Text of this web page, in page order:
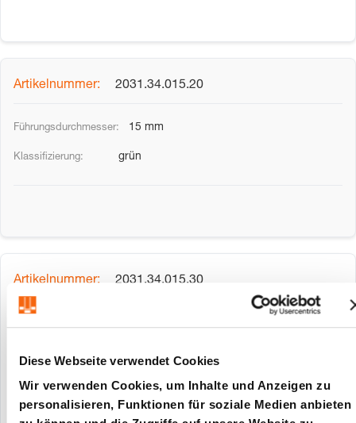
Diese Webseite verwendet Cookies
Wir verwenden Cookies, um Inhalte und Anzeigen zu
personalisieren, Funktionen für soziale Medien anbieten
2031.34.015.20
15 mm
grün
2031.34.015.30